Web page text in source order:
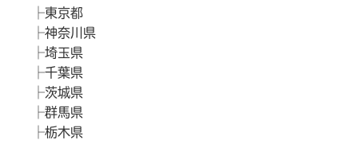
東京都
神奈川県
埼玉県
千葉県
茨城県
群馬県
栃木県